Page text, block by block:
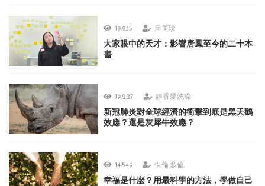
19,935 丘美珍
大家眼中的天才：影響唐鳳至今的二十本
書
19,227 靜香愛洗澡
新冠肺炎對全球經濟的衝擊到底是黑天鵝
效應？還是灰犀牛效應？
14,549 保倫·多倫
幸福是什麼？用最科學的方法，學做自己